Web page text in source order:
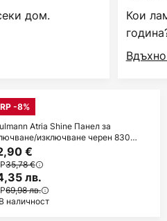
дом.
Кои
-8%
Atria Shine Панел за
изключване черен 830
€
35,78 €
лв.
69,98 лв.
В наличност